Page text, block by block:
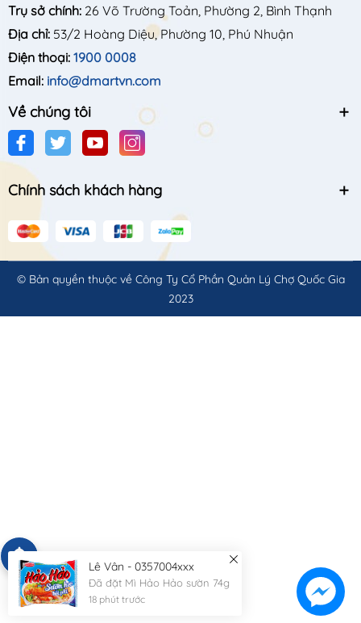
Trụ sở chính: 26 Võ Trường Toản, Phường 2, Bình Thạnh
Địa chỉ: 53/2 Hoàng Diệu, Phường 10, Phú Nhuận
Điện thoại: 1900 0008
Email: info@dmartvn.com
Về chúng tôi
Chính sách khách hàng
© Bản quyền thuộc về Công Ty Cổ Phần Quản Lý Chợ Quốc Gia
2023
Lê Vân - 0357004xxx
Đã đặt Mì Hảo Hảo sườn 74g
18 phút trước